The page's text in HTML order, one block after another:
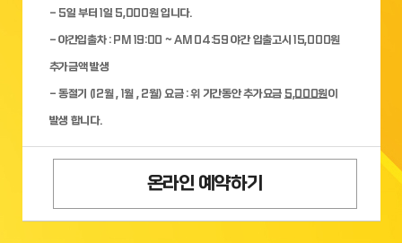
- 5일 부터 1일 5,000원 입니다.
- 야간입출차 : PM 19:00 ~ AM 04:59 야간 입출고시 15,000원
추가금액 발생
- 동절기 (12월 , 1월 , 2월) 요금 : 위 기간동안 추가요금 5,000원이
발생 합니다.
온라인 예약하기